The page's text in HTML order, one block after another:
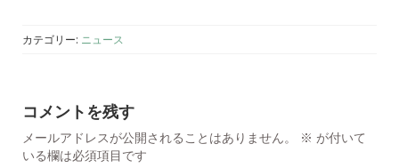
カテゴリー: ニュース
コメントを残す
メールアドレスが公開されることはありません。 ※ が付いて
いる欄は必須項目です